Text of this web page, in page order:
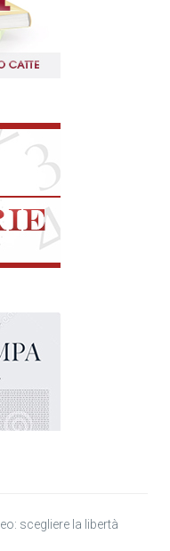
scegliere la libertà